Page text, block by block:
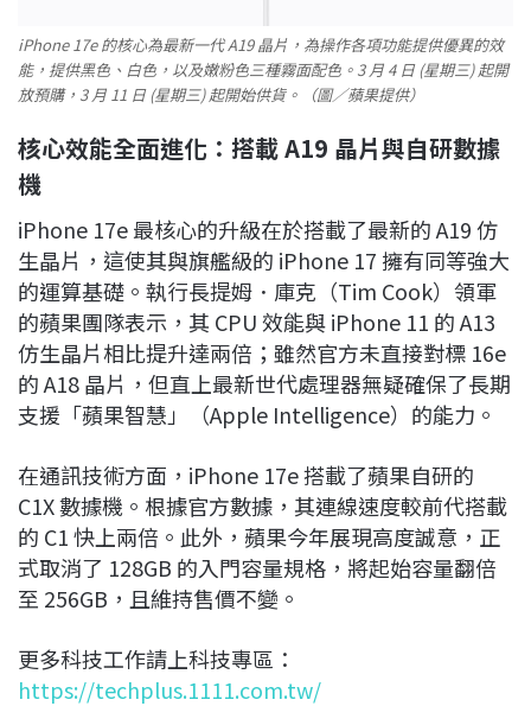
iPhone 17e 的核心為最新一代 A19 晶片，為操作各項功能提供優異的效
能，提供黑色、白色，以及嫩粉色三種霧面配色。3 月 4 日 (星期三) 起開
放預購，3 月 11 日 (星期三) 起開始供貨。（圖／蘋果提供）
核心效能全面進化：搭載 A19 晶片與自研數據
機
iPhone 17e 最核心的升級在於搭載了最新的 A19 仿
生晶片，這使其與旗艦級的 iPhone 17 擁有同等強大
的運算基礎。執行長提姆．庫克（Tim Cook）領軍
的蘋果團隊表示，其 CPU 效能與 iPhone 11 的 A13
仿生晶片相比提升達兩倍；雖然官方未直接對標 16e
的 A18 晶片，但直上最新世代處理器無疑確保了長期
支援「蘋果智慧」（Apple Intelligence）的能力。
在通訊技術方面，iPhone 17e 搭載了蘋果自研的
C1X 數據機。根據官方數據，其連線速度較前代搭載
的 C1 快上兩倍。此外，蘋果今年展現高度誠意，正
式取消了 128GB 的入門容量規格，將起始容量翻倍
至 256GB，且維持售價不變。
更多科技工作請上科技專區：
https://techplus.1111.com.tw/